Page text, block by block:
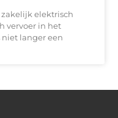
zakelijk elektrisch
vervoer in het
langer een